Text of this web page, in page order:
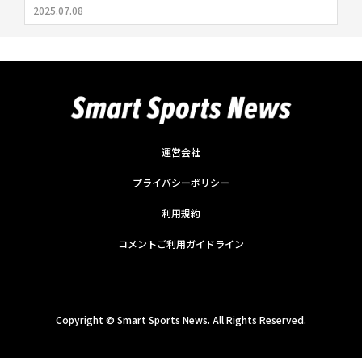
2025.07.08
運営会社
プライバシーポリシー
利用規約
コメントご利用ガイドライン
Copyright © Smart Sports News. All Rights Reserved.